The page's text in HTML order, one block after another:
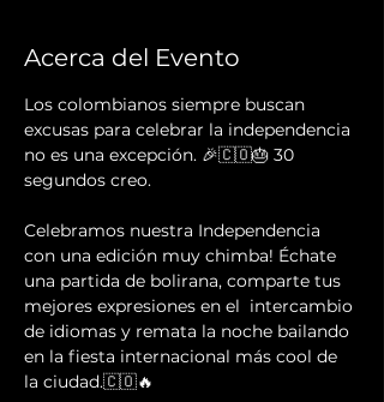
Acerca del Evento
Los colombianos siempre buscan
excusas para celebrar la independencia
no es una excepción. 🎉🇨🇴🎂 30
segundos creo.
Celebramos nuestra Independencia
con una edición muy chimba! Échate
una partida de bolirana, comparte tus
mejores expresiones en el  intercambio
de idiomas y remata la noche bailando
en la fiesta internacional más cool de
la ciudad.🇨🇴🔥